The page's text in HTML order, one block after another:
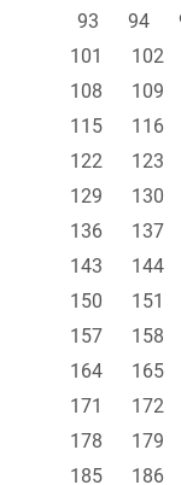
93
94
101
102
108
109
115
116
122
123
129
130
136
137
143
144
150
151
157
158
164
165
171
172
178
179
185
186